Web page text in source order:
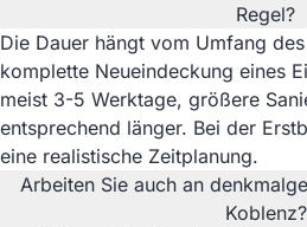
Regel?
Die Dauer hängt vom Umfang
komplette Neueindeckung eines
meist 3-5 Werktage, größere
entsprechend länger. Bei der
eine realistische Zeitplanung.
Arbeiten Sie auch an
Koblenz?